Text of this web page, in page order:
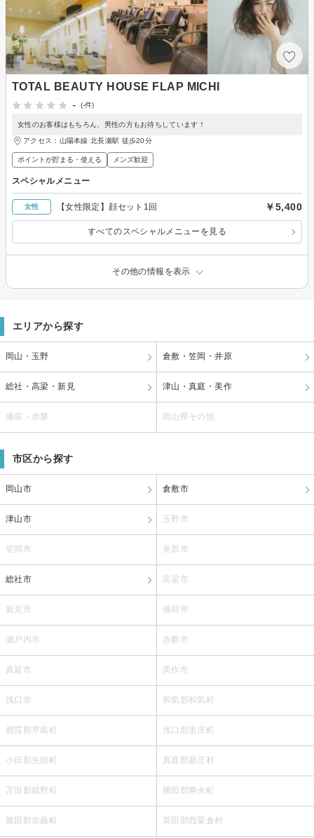
TOTAL BEAUTY HOUSE FLAP MICHI
-
(-件)
女性のお客様はもちろん、男性の方もお待ちしています！
アクセス：山陽本線 北長瀬駅 徒歩20分
ポイントが貯まる・使える メンズ歓迎
スペシャルメニュー
女性 【女性限定】顔セット1回 ￥5,400
すべてのスペシャルメニューを見る
その他の情報を表示
エリアから探す
岡山・玉野 倉敷・笠岡・井原
総社・高梁・新見 津山・真庭・美作
備前・赤磐 岡山県その他
市区から探す
岡山市 倉敷市
津山市 玉野市
笠岡市 井原市
総社市 高梁市
新見市 備前市
瀬戸内市 赤磐市
真庭市 美作市
浅口市 和気郡和気町
都窪郡早島町 浅口郡里庄町
小田郡矢掛町 真庭郡新庄村
苫田郡鏡野町 勝田郡勝央町
勝田郡奈義町 英田郡西粟倉村